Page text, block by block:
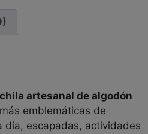
artesanal de algodón
emblemáticas de
día, escapadas, actividades